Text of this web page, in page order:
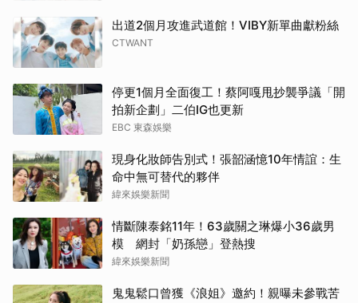
出道2個月攻進武道館！VIBY新單曲獻粉絲
CTWANT
停更1個月全面復工！蔡阿嘎甩抄襲爭議「開
拍新企劃」二伯IG也更新
EBC 東森娛樂
現身化妝師告別式！張韶涵憶10年情誼：生
命中無可替代的夥伴
緯來娛樂新聞
情斷陳泰銘11年！63歲關之琳爆小36歲男
模 網封「奶孫戀」登熱搜
緯來娛樂新聞
鬼鬼鬆口曾獲《浪姐》邀約！親曝未參戰苦